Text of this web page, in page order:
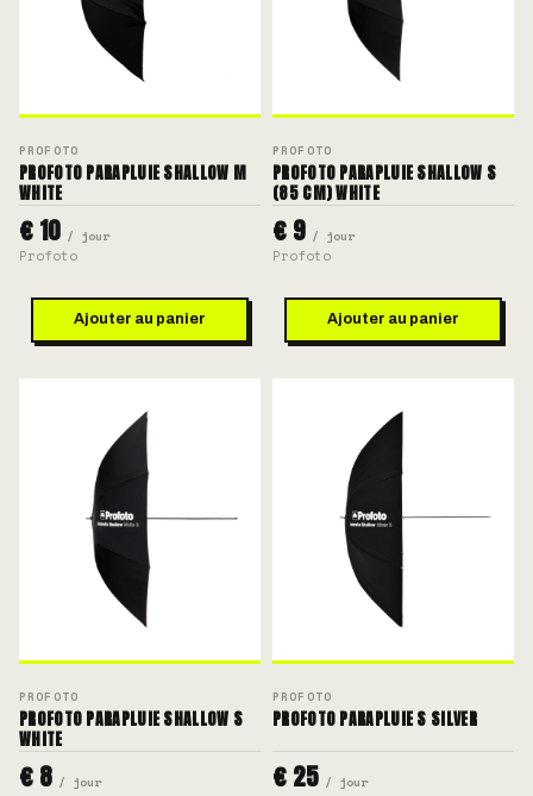
PROFOTO
PROFOTO PARAPLUIE SHALLOW M
WHITE
€ 10 / jour
Profoto
Ajouter au panier
PROFOTO
PROFOTO PARAPLUIE SHALLOW S
(85 CM) WHITE
€ 9 / jour
Profoto
Ajouter au panier
PROFOTO
PROFOTO PARAPLUIE SHALLOW S
WHITE
€ 8 / jour
PROFOTO
PROFOTO PARAPLUIE S SILVER
€ 25 / jour